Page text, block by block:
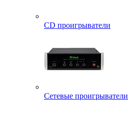
CD проигрыватели
Сетевые проигрыватели